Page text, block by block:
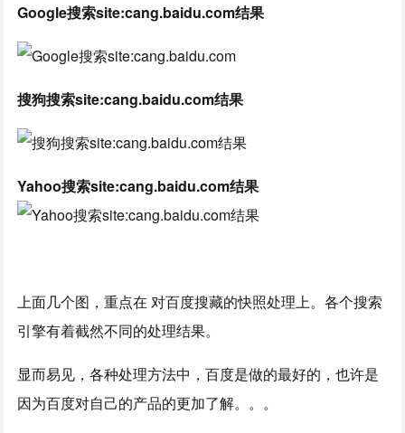
Google搜索site:cang.baidu.com结果
搜狗搜索site:cang.baidu.com结果
Yahoo搜索site:cang.baidu.com结果
上面几个图，重点在 对百度搜藏的快照处理上。各个搜索
引擎有着截然不同的处理结果。
显而易见，各种处理方法中，百度是做的最好的，也许是
因为百度对自己的产品的更加了解。。。